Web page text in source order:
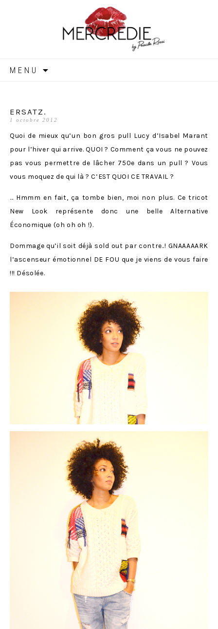
MERCREDIE
MENU
ERSATZ.
1 octobre 2012
Quoi de mieux qu’un bon gros pull Lucy d’Isabel Marant
pour l’hiver qui arrive. QUOI ? Comment ça vous ne pouvez
pas vous permettre de lâcher 750e dans un pull ? Vous
vous moquez de qui là ? C’EST QUOI CE TRAVAIL ?
… Hmmm en fait, ça tombe bien, moi non plus. Ce tricot
New Look représente donc une belle Alternative
Économique (oh oh oh !).
Dommage qu’il soit déjà sold out par contre..! GNAAAAARK
l’ascenseur émotionnel DE FOU que je viens de vous faire
!!! Désolée.